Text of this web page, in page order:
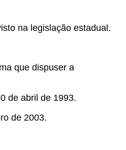
na legislação estadual.
que dispuser a
de abril de 1993.
de 2003.